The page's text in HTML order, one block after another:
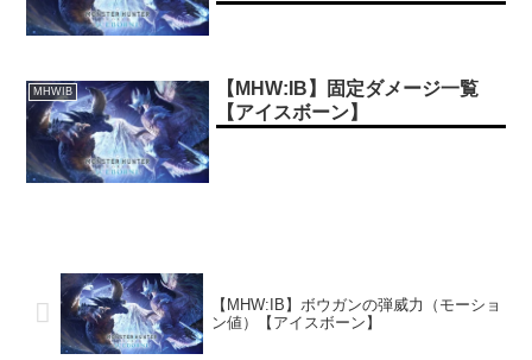
MHWIB
【MHW:IB】固定ダメージ一覧
【アイスボーン】
【MHW:IB】ボウガンの弾威力（モーショ
ン値）【アイスボーン】